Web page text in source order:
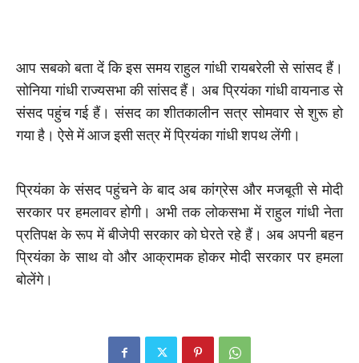
आप सबको बता दें कि इस समय राहुल गांधी रायबरेली से सांसद हैं।
सोनिया गांधी राज्यसभा की सांसद हैं। अब प्रियंका गांधी वायनाड से
संसद पहुंच गई हैं। संसद का शीतकालीन सत्र सोमवार से शुरू हो
गया है। ऐसे में आज इसी सत्र में प्रियंका गांधी शपथ लेंगी।
प्रियंका के संसद पहुंचने के बाद अब कांग्रेस और मजबूती से मोदी
सरकार पर हमलावर होगी। अभी तक लोकसभा में राहुल गांधी नेता
प्रतिपक्ष के रूप में बीजेपी सरकार को घेरते रहे हैं। अब अपनी बहन
प्रियंका के साथ वो और आक्रामक होकर मोदी सरकार पर हमला
बोलेंगे।